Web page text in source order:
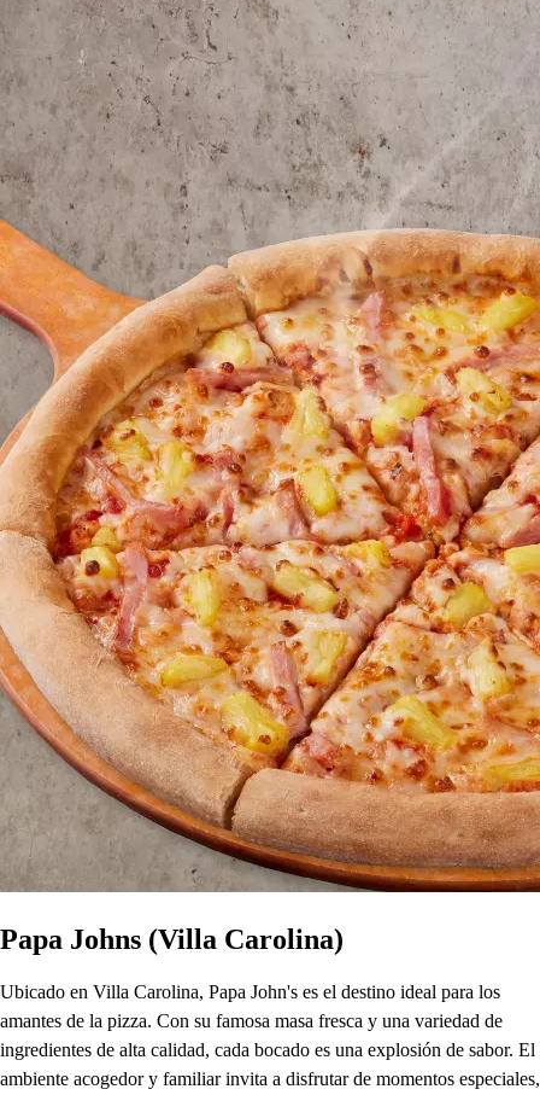
Papa Johns (Villa Carolina)
Ubicado en Villa Carolina, Papa John's es el destino ideal para los
amantes de la pizza. Con su famosa masa fresca y una variedad de
ingredientes de alta calidad, cada bocado es una explosión de sabor. El
ambiente acogedor y familiar invita a disfrutar de momentos especiales,